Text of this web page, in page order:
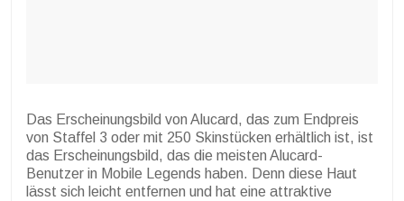
Das Erscheinungsbild von Alucard, das zum Endpreis
von Staffel 3 oder mit 250 Skinstücken erhältlich ist, ist
das Erscheinungsbild, das die meisten Alucard-
Benutzer in Mobile Legends haben. Denn diese Haut
lässt sich leicht entfernen und hat eine attraktive